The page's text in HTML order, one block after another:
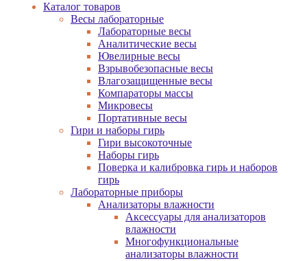
Каталог товаров
Весы лабораторные
Лабораторные весы
Аналитические весы
Ювелирные весы
Взрывобезопасные весы
Влагозащищенные весы
Компараторы массы
Микровесы
Портативные весы
Гири и наборы гирь
Гири высокоточные
Наборы гирь
Поверка и калибровка гирь и наборов
гирь
Лабораторные приборы
Анализаторы влажности
Аксессуары для анализаторов
влажности
Многофункциональные
анализаторы влажности